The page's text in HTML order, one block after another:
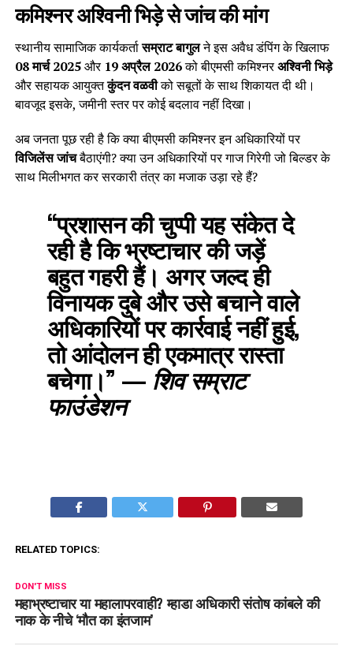
कमिश्नर अश्विनी भिड़े से जांच की मांग
स्थानीय सामाजिक कार्यकर्तासम्राट बागुलने इस अवैध डंपिंग के खिलाफ
08 मार्च 2025और 19 अप्रैल 2026को बीएमसी कमिश्नरअश्विनी भिड़े
और सहायक आयुक्तकुंदन वळवीको सबूतों के साथ शिकायत दी थी।
बावजूद इसके, जमीनी स्तर पर कोई बदलाव नहीं दिखा।
अब जनता पूछ रही है कि क्या बीएमसी कमिश्नर इन अधिकारियों पर
विजिलेंस जांचबैठाएंगी? क्या उन अधिकारियों पर गाज गिरेगी जो बिल्डर के
साथ मिलीभगत कर सरकारी तंत्र का मजाक उड़ा रहे हैं?
“प्रशासन की चुप्पी यह संकेत दे
रही है कि भ्रष्टाचार की जड़ें
बहुत गहरी हैं। अगर जल्द ही
विनायक दुबे और उसे बचाने वाले
अधिकारियों पर कार्रवाई नहीं हुई,
तो आंदोलन ही एकमात्र रास्ता
बचेगा।” — शिव सम्राट
फाउंडेशन
RELATED TOPICS:
DON'T MISS
महाभ्रष्टाचार या महालापरवाही? म्हाडा अधिकारी संतोष कांबले की
नाक के नीचे ‘मौत का इंतजाम’